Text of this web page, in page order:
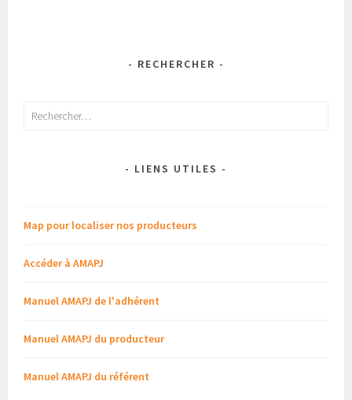
- RECHERCHER -
Rechercher :
- LIENS UTILES -
Map pour localiser nos producteurs
Accéder à AMAPJ
Manuel AMAPJ de l'adhérent
Manuel AMAPJ du producteur
Manuel AMAPJ du référent